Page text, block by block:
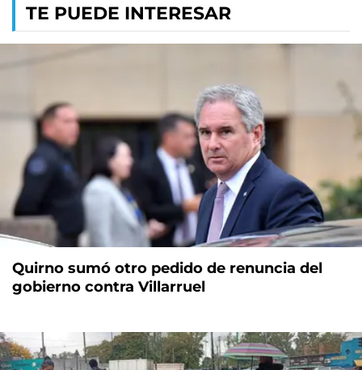
TE PUEDE INTERESAR
Quirno sumó otro pedido de renuncia del
gobierno contra Villarruel